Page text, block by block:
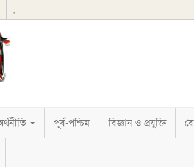
,
পূর্ব-পশ্চিম বিজ্ঞান ও প্রযুক্তি